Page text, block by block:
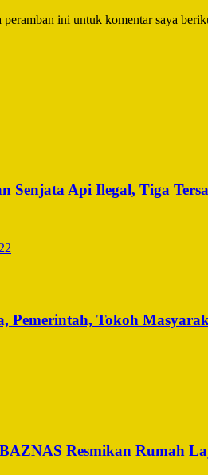
ini untuk komentar saya
Senjata Api Ilegal, Tiga
Pemerintah, Tokoh
Resmikan Rumah